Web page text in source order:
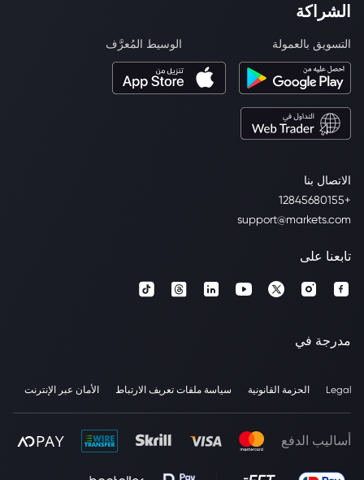
الاتصال بنا
+12845680155
support@markets.com
الشراكة
التسويق بالعمولة الوسيط المُعرَّف
تابعنا على
مدرجة في
Legal الحزمة القانونية سياسة ملفات تعريف الارتباط الأمان عبر الإنترنت
أساليب الدفع